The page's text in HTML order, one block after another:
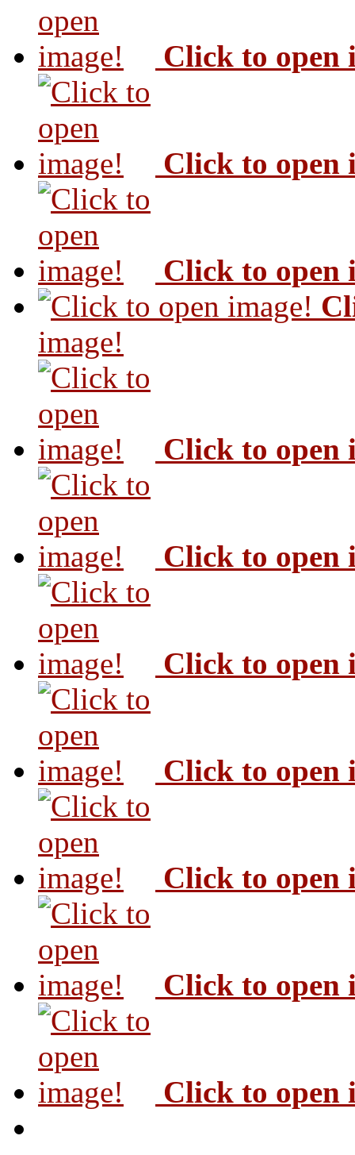
Click to open
Click to open
Click to open
image!
Click to open
Click to open
Click to open
Click to open
Click to open
Click to open
Click to open